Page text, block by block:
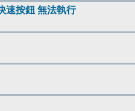
速按鈕 無法執行